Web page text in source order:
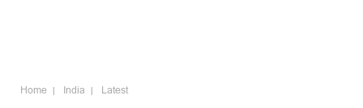
Home India Latest